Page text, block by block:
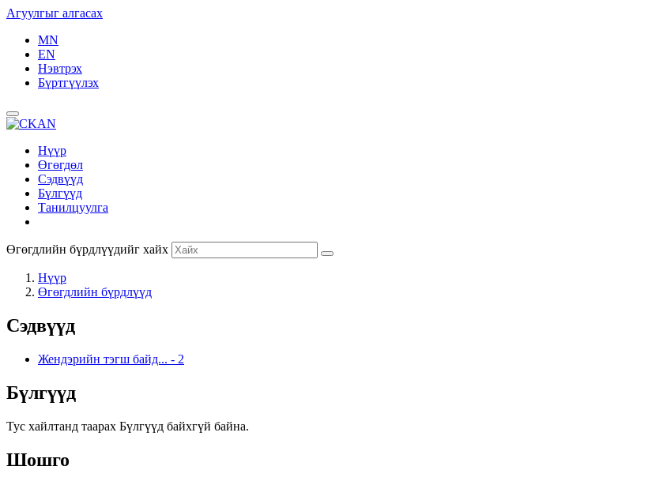
Агуулгыг алгасах
MN
EN
Нэвтрэх
Бүртгүүлэх
Нүүр
Өгөгдөл
Сэдвүүд
Бүлгүүд
Танилцуулга
Өгөгдлийн бүрдлүүдийг хайх
Нүүр
Өгөгдлийн бүрдлүүд
Сэдвүүд
Жендэрийн тэгш байд... - 2
Бүлгүүд
Тус хайлтанд таарах Бүлгүүд байхгүй байна.
Шошго